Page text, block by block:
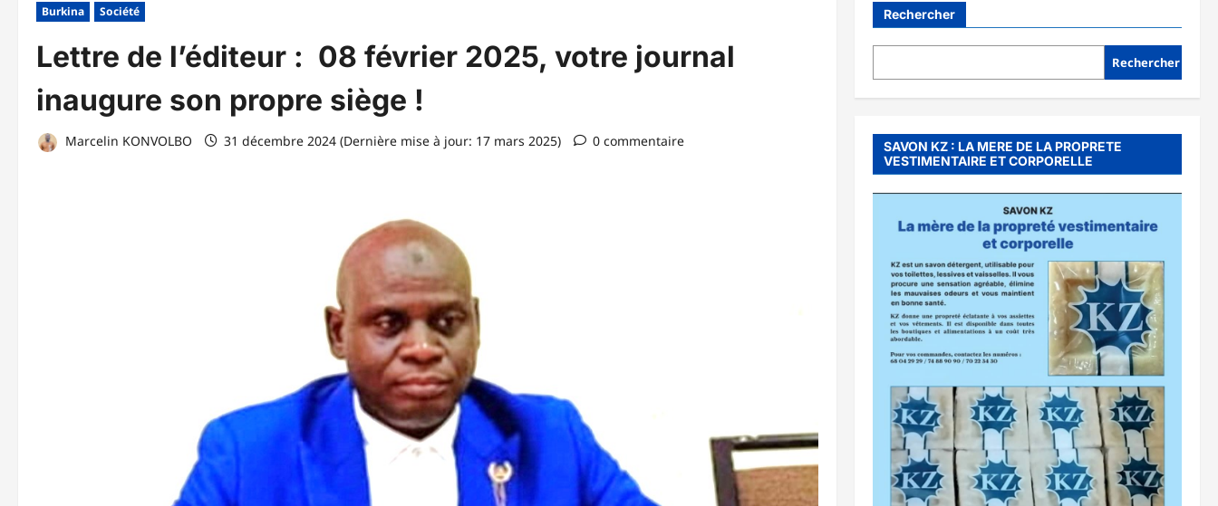
Burkina Société
Lettre de l’éditeur : 08 février 2025, votre journal
inaugure son propre siège !
Marcelin KONVOLBO 31 décembre 2024 (Dernière mise à jour: 17 mars 2025) 0 commentaire
Rechercher
Rechercher
SAVON KZ : LA MERE DE LA PROPRETE
VESTIMENTAIRE ET CORPORELLE